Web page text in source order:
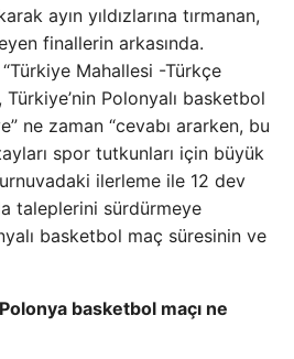
ayın yıldızlarına tırmanan,
finallerin arkasında.
Mahallesi -Türkçe
Polonyalı basketbol
ne zaman “cevabı ararken, bu
spor tutkunları için büyük
ilerleme ile 12 dev
taleplerini sürdürmeye
basketbol maç süresinin ve
basketbol maçı ne